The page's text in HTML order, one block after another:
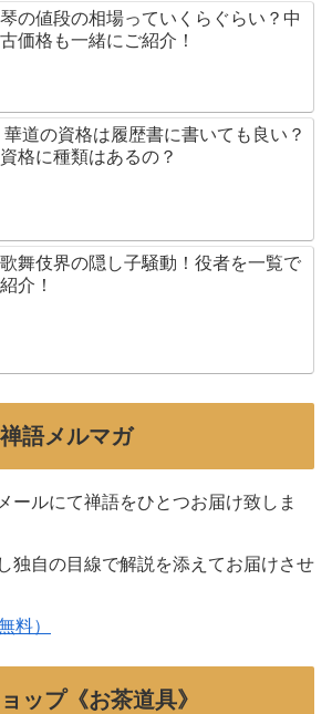
琴の値段の相場っていくらぐらい？中
古価格も一緒にご紹介！
華道の資格は履歴書に書いても良い？
資格に種類はあるの？
歌舞伎界の隠し子騒動！役者を一覧で
紹介！
語メルマガ
ールにて禅語をひとつお届け致しま
独自の目線で解説を添えてお届けさせ
料）
ップ《お茶道具》